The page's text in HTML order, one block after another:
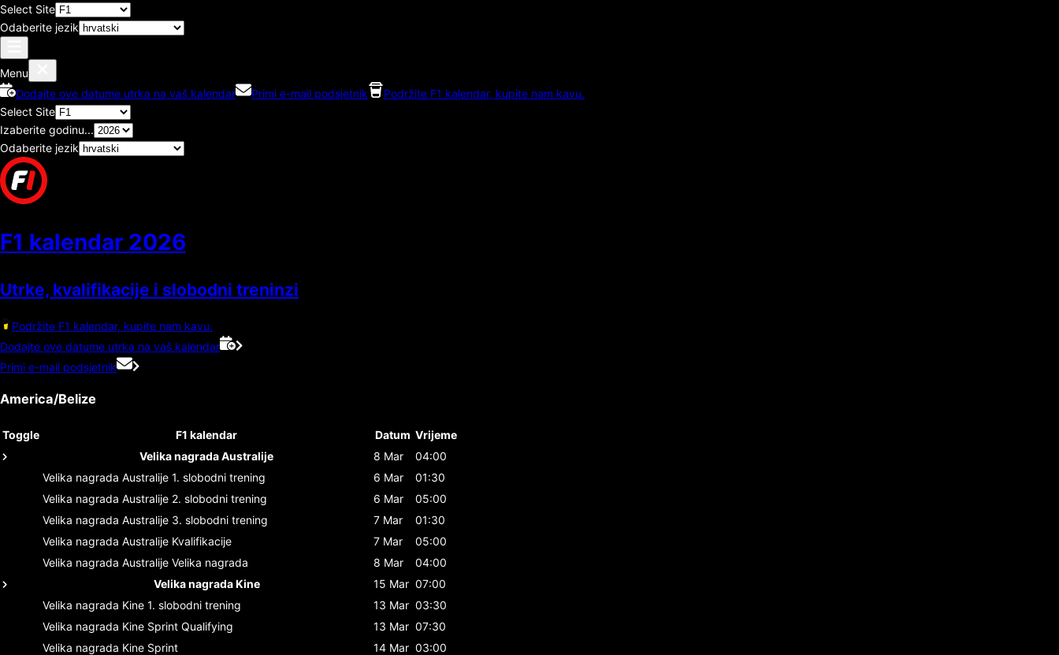
Select Site
Odaberite jezik
Menu
Dodajte ove datume utrka na vaš kalendar
Primi e-mail podsjetnik
Podržite F1 kalendar, kupite nam kavu.
Select Site
Izaberite godinu...
Odaberite jezik
F1 kalendar 2026
Utrke, kvalifikacije i slobodni treninzi
Podržite F1 kalendar, kupite nam kavu.
Dodajte ove datume utrka na vaš kalendar
Primi e-mail podsjetnik
America/Belize
Toggle F1 kalendar Datum Vrijeme
Velika nagrada Australije
8 Mar
04:00
Velika nagrada Australije 1. slobodni trening 6 Mar
01:30
Velika nagrada Australije 2. slobodni trening 6 Mar
05:00
Velika nagrada Australije 3. slobodni trening 7 Mar
01:30
Velika nagrada Australije Kvalifikacije 7 Mar
05:00
Velika nagrada Australije Velika nagrada 8 Mar
04:00
Velika nagrada Kine
15 Mar 07:00
Velika nagrada Kine 1. slobodni trening 13 Mar 03:30
Velika nagrada Kine Sprint Qualifying 13 Mar 07:30
Velika nagrada Kine Sprint 14 Mar 03:00